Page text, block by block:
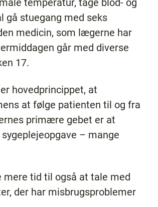
temperatur, tage blod- og
gå stuegang med seks
medicin, som lægerne har
går med diverse
17.
hovedprincippet, at
at følge patienten til og fra
primære gebet er at
– mange
mere tid til også at tale med
der har misbrugsproblemer